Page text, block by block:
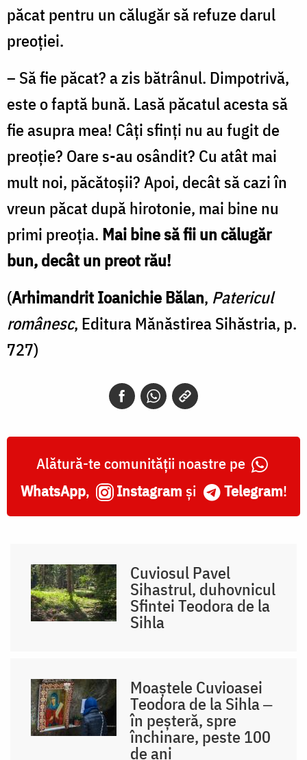
păcat pentru un călugăr să refuze darul
preoţiei.
– Să fie păcat? a zis bătrânul. Dimpotrivă,
este o faptă bună. Lasă păcatul acesta să
fie asupra mea! Câţi sfinţi nu au fugit de
preoţie? Oare s-au osândit? Cu atât mai
mult noi, păcătoşii? Apoi, decât să cazi în
vreun păcat după hirotonie, mai bine nu
primi preoţia. Mai bine să fii un călugăr
bun, decât un preot rău!
(Arhimandrit Ioanichie Bălan, Patericul
românesc, Editura Mănăstirea Sihăstria, p.
727)
Alătură-te comunității noastre pe
WhatsApp, Instagram și Telegram!
Cuviosul Pavel
Sihastrul, duhovnicul
Sfintei Teodora de la
Sihla
Moaștele Cuvioasei
Teodora de la Sihla ‒
în peșteră, spre
închinare, peste 100
de ani